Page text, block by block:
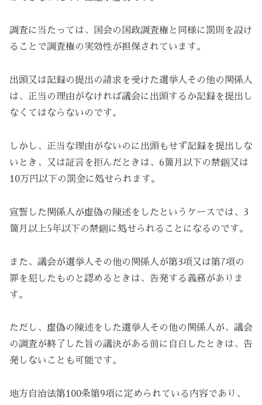
調査に当たっては、国会の国政調査権と同様に罰則を設け
ることで調査権の実効性が担保されています。
出頭又は記録の提出の請求を受けた選挙人その他の関係人
は、正当の理由がなければ議会に出頭するか記録を提出し
なくてはならないのです。
しかし、正当な理由がないのに出頭もせず記録を提出しな
いとき、又は証言を拒んだときは、6箇月以下の禁錮又は
10万円以下の罰金に処せられます。
宣誓した関係人が虚偽の陳述をしたというケースでは、3
箇月以上5年以下の禁錮に処せられることになるのです。
また、議会が選挙人その他の関係人が第3項又は第7項の
罪を犯したものと認めるときは、告発する義務がありま
す。
ただし、虚偽の陳述をした選挙人その他の関係人が、議会
の調査が終了した旨の議決がある前に自白したときは、告
発しないことも可能です。
地方自治法第100条第9項に定められている内容であり、